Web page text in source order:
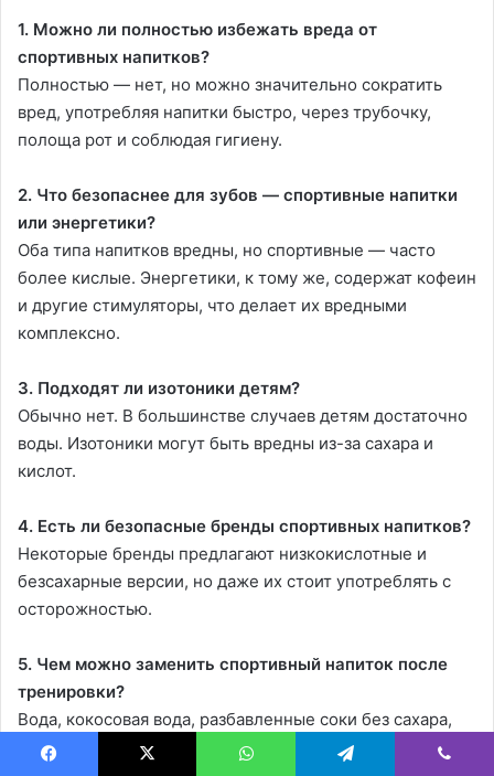
1. Можно ли полностью избежать вреда от
спортивных напитков?
Полностью — нет, но можно значительно сократить
вред, употребляя напитки быстро, через трубочку,
полоща рот и соблюдая гигиену.
2. Что безопаснее для зубов — спортивные напитки
или энергетики?
Оба типа напитков вредны, но спортивные — часто
более кислые. Энергетики, к тому же, содержат кофеин
и другие стимуляторы, что делает их вредными
комплексно.
3. Подходят ли изотоники детям?
Обычно нет. В большинстве случаев детям достаточно
воды. Изотоники могут быть вредны из-за сахара и
кислот.
4. Есть ли безопасные бренды спортивных напитков?
Некоторые бренды предлагают низкокислотные и
безсахарные версии, но даже их стоит употреблять с
осторожностью.
5. Чем можно заменить спортивный напиток после
тренировки?
Вода, кокосовая вода, разбавленные соки без сахара,
домашние напитки с солью и мёдом — отличные